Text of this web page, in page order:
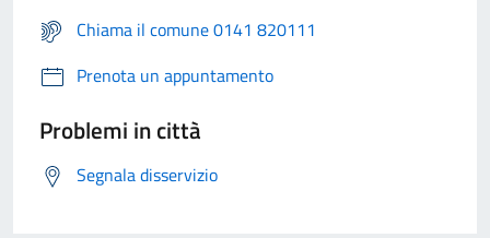
Chiama il comune 0141 820111
Prenota un appuntamento
Problemi in città
Segnala disservizio